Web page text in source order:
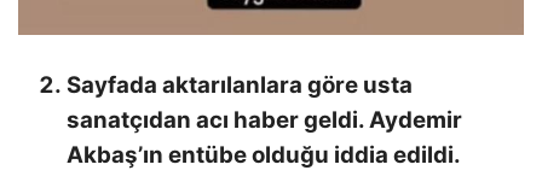
Sayfada aktarılanlara göre usta
sanatçıdan acı haber geldi. Aydemir
Akbaş’ın entübe olduğu iddia edildi.